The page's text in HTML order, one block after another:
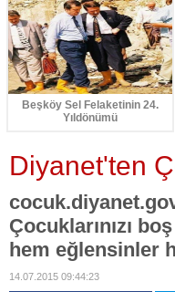
Beşköy Sel Felaketinin 24.
Yıldönümü
Diyanet'ten
Çocuklarınızı
hem eğlensinler
14.07.2015 09:44:23